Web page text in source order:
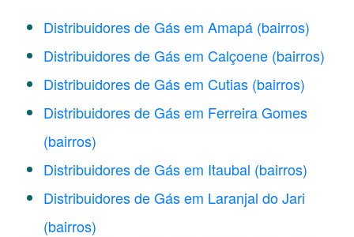
Distribuidores de Gás em Amapá (bairros)
Distribuidores de Gás em Calçoene (bairros)
Distribuidores de Gás em Cutias (bairros)
Distribuidores de Gás em Ferreira Gomes
(bairros)
Distribuidores de Gás em Itaubal (bairros)
Distribuidores de Gás em Laranjal do Jari
(bairros)